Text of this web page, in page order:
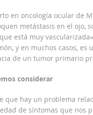
en oncología ocular de
metástasis en el ojo,
está muy
y en muchos casos, es
de un tumor primario
considerar
que hay un problema
de síntomas que nos